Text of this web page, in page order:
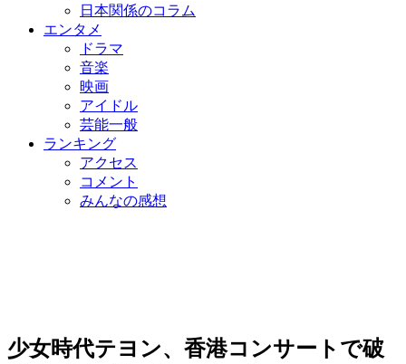
日本関係のコラム
エンタメ
ドラマ
音楽
映画
アイドル
芸能一般
ランキング
アクセス
コメント
みんなの感想
少女時代テヨン、香港コンサートで破